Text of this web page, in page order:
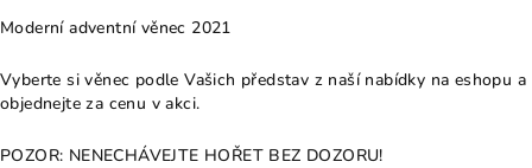
Moderní adventní věnec 2021
Vyberte si věnec podle Vašich představ z naší nabídky na eshopu a
objednejte za cenu v akci.
POZOR: NENECHÁVEJTE HOŘET BEZ DOZORU!